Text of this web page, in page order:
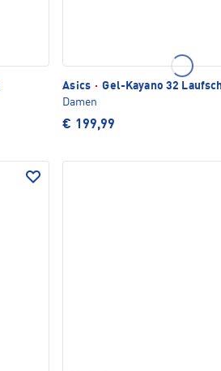
Asics · Gel-Kayano 32
Damen
€ 199,99